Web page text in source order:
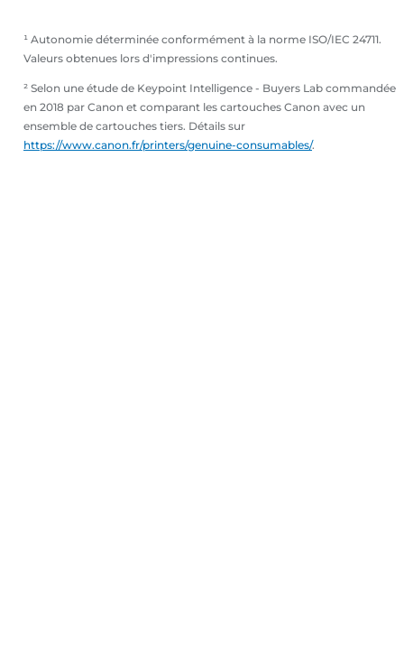
¹ Autonomie déterminée conformément à la norme ISO/IEC 24711.
Valeurs obtenues lors d'impressions continues.
² Selon une étude de Keypoint Intelligence - Buyers Lab commandée
en 2018 par Canon et comparant les cartouches Canon avec un
ensemble de cartouches tiers. Détails sur
https://www.canon.fr/printers/genuine-consumables/.